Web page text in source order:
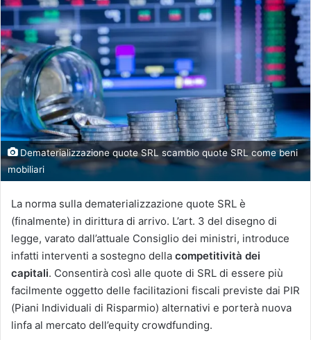
Dematerializzazione quote SRL scambio quote SRL come beni
mobiliari
La norma sulla dematerializzazione quote SRL è
(finalmente) in dirittura di arrivo. L’art. 3 del disegno di
legge, varato dall’attuale Consiglio dei ministri, introduce
infatti interventi a sostegno della competitività dei
capitali. Consentirà così alle quote di SRL di essere più
facilmente oggetto delle facilitazioni fiscali previste dai PIR
(Piani Individuali di Risparmio) alternativi e porterà nuova
linfa al mercato dell’equity crowdfunding.